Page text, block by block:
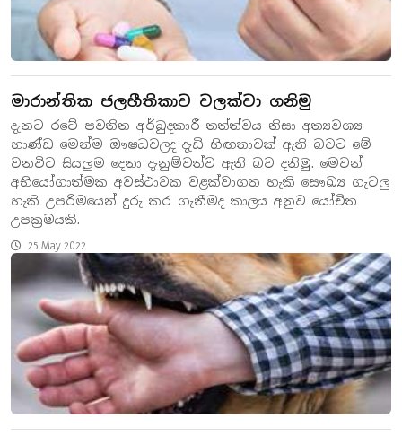
මාරාන්තික ජලභීතිකාව වලක්වා ගනිමු
දැනට රටේ පවතින අර්බුදකාරී තත්ත්වය නිසා අත්‍යවශ්‍ය
භාණ්ඩ මෙන්ම ඖෂධවලද දැඩි හිඟතාවක් ඇති බවට මේ
වනවිට සියලුම දෙනා දැනුම්වත්ව ඇති බව දනිමු. මෙවන්
අභියෝගාත්මක අවස්ථාවක වළක්වාගත හැකි සෞඛ්‍ය ගැටලු
හැකි උපරිමයෙන් දුරු කර ගැනීමද කාලය අනුව යෝචිත
උපක්‍රමයකි.
25 May 2022